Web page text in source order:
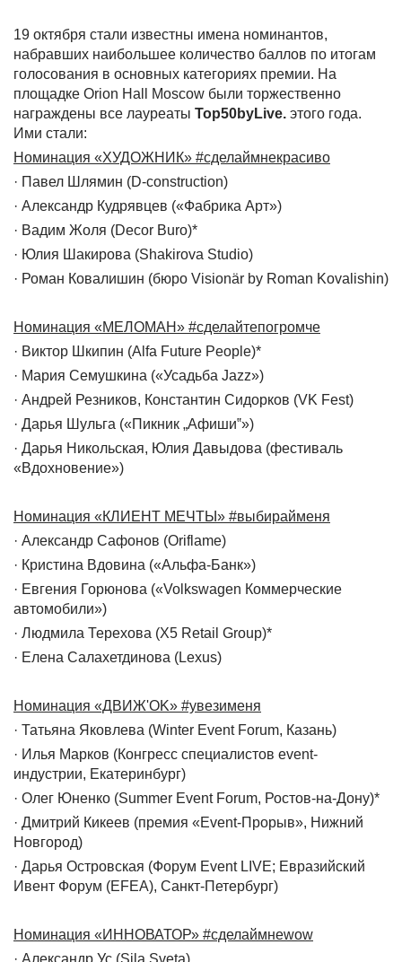
19 октября стали известны имена номинантов,
набравших наибольшее количество баллов по итогам
голосования в основных категориях премии. На
площадке Orion Hall Moscow были торжественно
награждены все лауреаты Top50byLive. этого года.
Ими стали:
Номинация «ХУДОЖНИК» #сделаймнекрасиво
· Павел Шлямин (D-construction)
· Александр Кудрявцев («Фабрика Арт»)
· Вадим Жоля (Decor Buro)*
· Юлия Шакирова (Shakirova Studio)
· Роман Ковалишин (бюро Visionär by Roman Kovalishin)
Номинация «МЕЛОМАН» #сделайтепогромче
· Виктор Шкипин (Alfa Future People)*
· Мария Семушкина («Усадьба Jazz»)
· Андрей Резников, Константин Сидорков (VK Fest)
· Дарья Шульга («Пикник „Афиши‟»)
· Дарья Никольская, Юлия Давыдова (фестиваль
«Вдохновение»)
Номинация «КЛИЕНТ МЕЧТЫ» #выбирайменя
· Александр Сафонов (Oriflame)
· Кристина Вдовина («Альфа-Банк»)
· Евгения Горюнова («Volkswagen Коммерческие
автомобили»)
· Людмила Терехова (X5 Retail Group)*
· Елена Салахетдинова (Lexus)
Номинация «ДВИЖ'OK» #увезименя
· Татьяна Яковлева (Winter Event Forum, Казань)
· Илья Марков (Конгресс специалистов event-
индустрии, Екатеринбург)
· Олег Юненко (Summer Event Forum, Ростов-на-Дону)*
· Дмитрий Кикеев (премия «Event-Прорыв», Нижний
Новгород)
· Дарья Островская (Форум Event LIVE; Евразийский
Ивент Форум (EFEA), Санкт-Петербург)
Номинация «ИННОВАТОР» #сделаймнеwow
· Александр Ус (Sila Sveta)